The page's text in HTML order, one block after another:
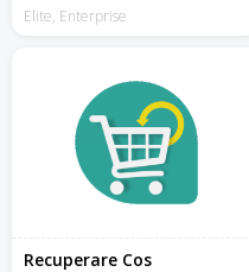
Elite, Enterprise
Recuperare Cos